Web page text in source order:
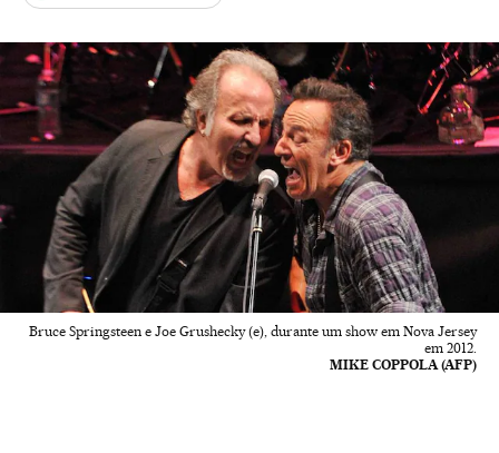
Bruce Springsteen e Joe Grushecky (e), durante um show em Nova Jersey
em 2012.
MIKE COPPOLA (AFP)